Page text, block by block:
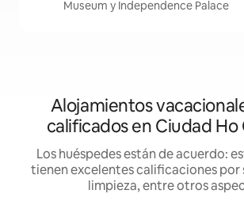
Museum y Independence Palace
Alojamientos
calificados en Ciudad Ho
Los huéspedes están de acuerdo:
tienen excelentes calificaciones por
limpieza, entre otros